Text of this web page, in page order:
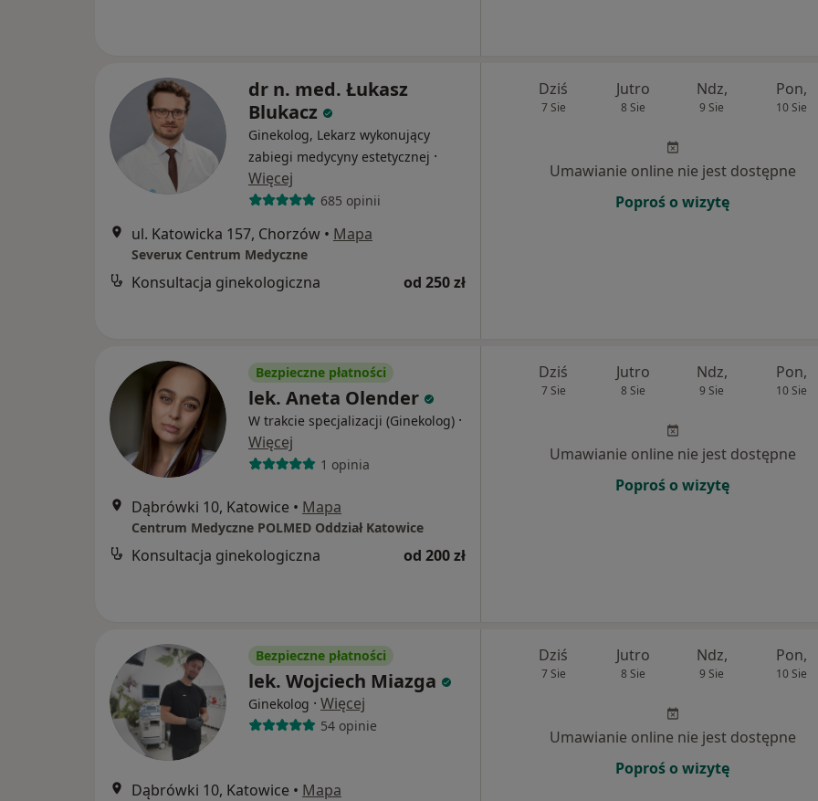
dr n. med. Łukasz
Blukacz
Ginekolog, Lekarz wykonujący
zabiegi medycyny estetycznej ·
Więcej
685 opinii
ul. Katowicka 157, Chorzów • Mapa
Severux Centrum Medyczne
Konsultacja ginekologiczna od 250 zł
Dziś
7 Sie
Jutro
8 Sie
Ndz,
9 Sie
Pon,
10 Sie
Umawianie online nie jest dostępne
Poproś o wizytę
Bezpieczne płatności
lek. Aneta Olender
W trakcie specjalizacji (Ginekolog) ·
Więcej
1 opinia
Dąbrówki 10, Katowice • Mapa
Centrum Medyczne POLMED Oddział Katowice
Konsultacja ginekologiczna od 200 zł
Dziś
7 Sie
Jutro
8 Sie
Ndz,
9 Sie
Pon,
10 Sie
Umawianie online nie jest dostępne
Poproś o wizytę
Bezpieczne płatności
lek. Wojciech Miazga
Ginekolog · Więcej
54 opinie
Dąbrówki 10, Katowice • Mapa
Dziś
7 Sie
Jutro
8 Sie
Ndz,
9 Sie
Pon,
10 Sie
Umawianie online nie jest dostępne
Poproś o wizytę